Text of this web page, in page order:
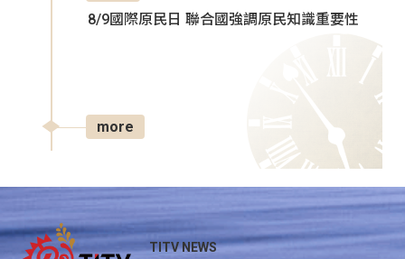
8/9國際原民日 聯合國強調原民知識重要性
more
TITV NEWS